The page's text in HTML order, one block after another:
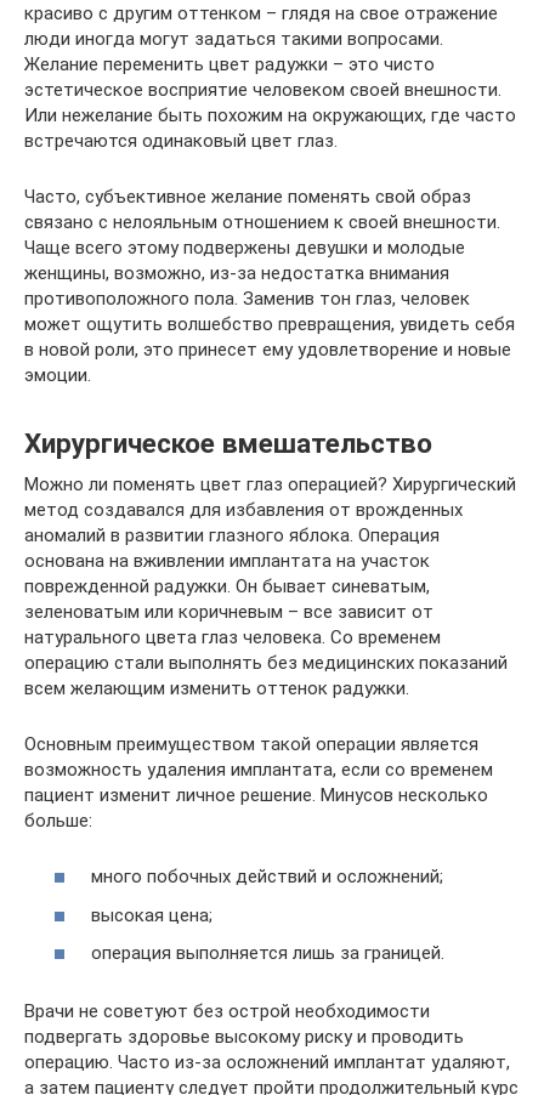
красиво с другим оттенком – глядя на свое отражение
люди иногда могут задаться такими вопросами.
Желание переменить цвет радужки – это чисто
эстетическое восприятие человеком своей внешности.
Или нежелание быть похожим на окружающих, где часто
встречаются одинаковый цвет глаз.
Часто, субъективное желание поменять свой образ
связано с нелояльным отношением к своей внешности.
Чаще всего этому подвержены девушки и молодые
женщины, возможно, из-за недостатка внимания
противоположного пола. Заменив тон глаз, человек
может ощутить волшебство превращения, увидеть себя
в новой роли, это принесет ему удовлетворение и новые
эмоции.
Хирургическое вмешательство
Можно ли поменять цвет глаз операцией? Хирургический
метод создавался для избавления от врожденных
аномалий в развитии глазного яблока. Операция
основана на вживлении имплантата на участок
поврежденной радужки. Он бывает синеватым,
зеленоватым или коричневым – все зависит от
натурального цвета глаз человека. Со временем
операцию стали выполнять без медицинских показаний
всем желающим изменить оттенок радужки.
Основным преимуществом такой операции является
возможность удаления имплантата, если со временем
пациент изменит личное решение. Минусов несколько
больше:
много побочных действий и осложнений;
высокая цена;
операция выполняется лишь за границей.
Врачи не советуют без острой необходимости
подвергать здоровье высокому риску и проводить
операцию. Часто из-за осложнений имплантат удаляют,
а затем пациенту следует пройти продолжительный курс